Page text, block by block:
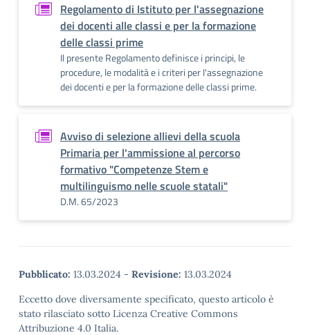
Regolamento di Istituto per l'assegnazione
dei docenti alle classi e per la formazione
delle classi prime
Il presente Regolamento definisce i principi, le
procedure, le modalità e i criteri per l'assegnazione
dei docenti e per la formazione delle classi prime.
Avviso di selezione allievi della scuola
Primaria per l'ammissione al percorso
formativo "Competenze Stem e
multilinguismo nelle scuole statali"
D.M. 65/2023
Pubblicato: 13.03.2024 - Revisione: 13.03.2024
Eccetto dove diversamente specificato, questo articolo è
stato rilasciato sotto Licenza Creative Commons
Attribuzione 4.0 Italia.